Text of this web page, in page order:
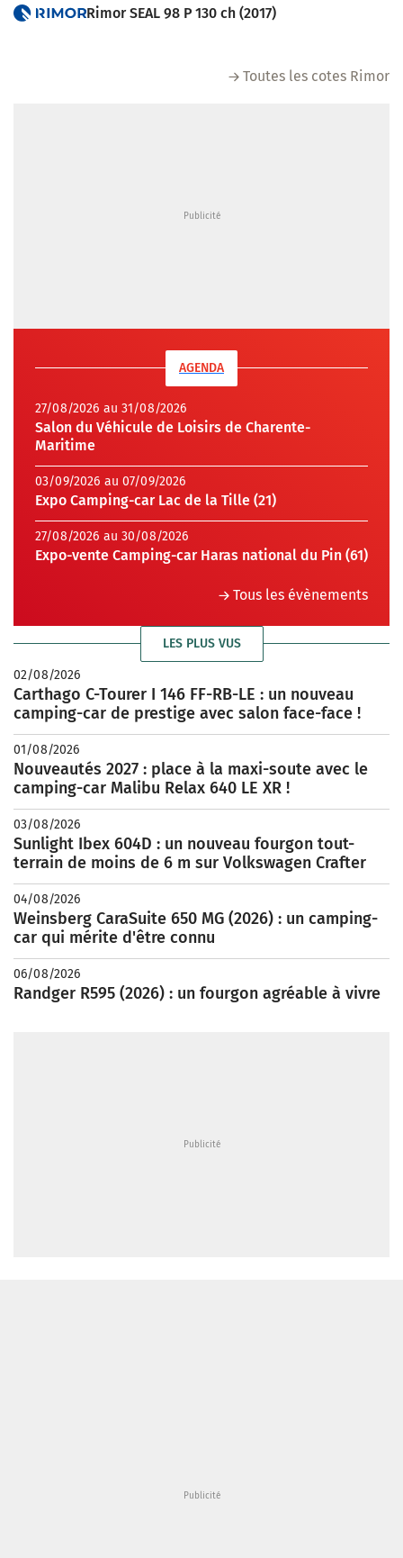
Rimor SEAL 98 P 130 ch (2017)
Toutes les cotes Rimor
AGENDA
27/08/2026 au 31/08/2026
Salon du Véhicule de Loisirs de Charente-
Maritime
03/09/2026 au 07/09/2026
Expo Camping-car Lac de la Tille (21)
27/08/2026 au 30/08/2026
Expo-vente Camping-car Haras national du Pin (61)
Tous les évènements
LES PLUS VUS
02/08/2026
Carthago C-Tourer I 146 FF-RB-LE : un nouveau
camping-car de prestige avec salon face-face !
01/08/2026
Nouveautés 2027 : place à la maxi-soute avec le
camping-car Malibu Relax 640 LE XR !
03/08/2026
Sunlight Ibex 604D : un nouveau fourgon tout-
terrain de moins de 6 m sur Volkswagen Crafter
04/08/2026
Weinsberg CaraSuite 650 MG (2026) : un camping-
car qui mérite d'être connu
06/08/2026
Randger R595 (2026) : un fourgon agréable à vivre